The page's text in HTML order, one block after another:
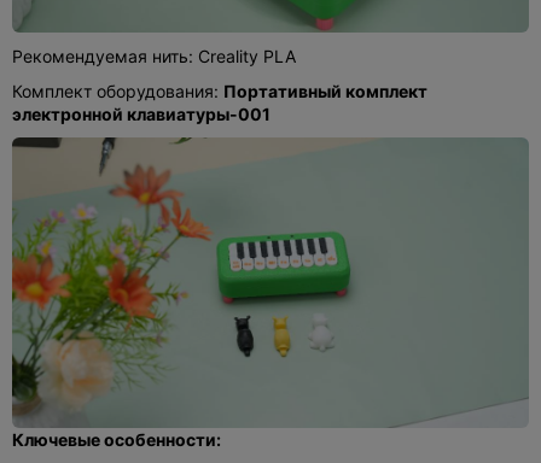
Рекомендуемая нить: Creality PLA
Комплект оборудования: Портативный комплект
электронной клавиатуры-001
Ключевые особенности: